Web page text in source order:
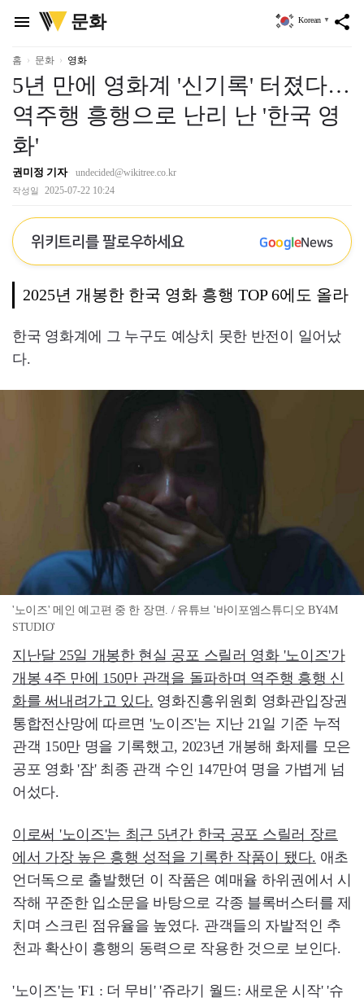
menu
위
키
리
문화 share
Korean ▼
홈 문화 영화
5년 만에 영화계 '신기록' 터졌다…
역주행 흥행으로 난리 난 '한국 영
화'
권미정 기자 undecided@wikitree.co.kr
작성일 2025-07-22 10:24
위키트리를 팔로우하세요 GoogleNews
2025년 개봉한 한국 영화 흥행 TOP 6에도 올라
한국 영화계에 그 누구도 예상치 못한 반전이 일어났
다.
'노이즈' 메인 예고편 중 한 장면. / 유튜브 '바이포엠스튜디오 BY4M
STUDIO'
지난달 25일 개봉한 현실 공포 스릴러 영화 '노이즈'가
개봉 4주 만에 150만 관객을 돌파하며 역주행 흥행 신
화를 써내려가고 있다. 영화진흥위원회 영화관입장권
통합전산망에 따르면 '노이즈'는 지난 21일 기준 누적
관객 150만 명을 기록했고, 2023년 개봉해 화제를 모은
공포 영화 '잠' 최종 관객 수인 147만여 명을 가볍게 넘
어섰다.
이로써 '노이즈'는 최근 5년간 한국 공포 스릴러 장르
에서 가장 높은 흥행 성적을 기록한 작품이 됐다. 애초
언더독으로 출발했던 이 작품은 예매율 하위권에서 시
작해 꾸준한 입소문을 바탕으로 각종 블록버스터를 제
치며 스크린 점유율을 높였다. 관객들의 자발적인 추
천과 확산이 흥행의 동력으로 작용한 것으로 보인다.
'노이즈'는 'F1 : 더 무비' '쥬라기 월드: 새로운 시작' '슈